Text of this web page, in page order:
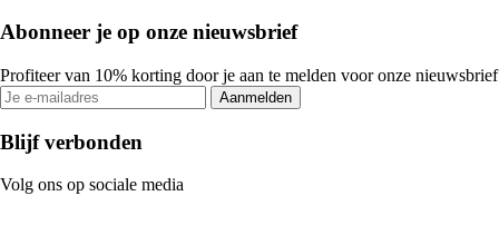
Abonneer je op onze nieuwsbrief
Profiteer van 10% korting door je aan te melden voor onze nieuwsbrief
Aanmelden
Blijf verbonden
Volg ons op sociale media